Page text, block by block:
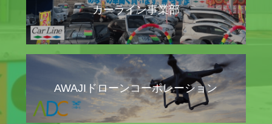
カーライン事業部
AWAJIドローンコーポレーション